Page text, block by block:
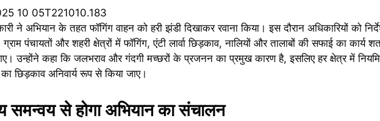
ने अभियान के तहत फॉगिंग वाहन को हरी झंडी दिखाकर रवाना किया। इस दौरान अधिकारियों को
पंचायतों और शहरी क्षेत्रों में फॉगिंग, एंटी लार्वा छिड़काव, नालियों और तालाबों की सफाई का कार्य
उन्होंने कहा कि जलभराव और गंदगी मच्छरों के प्रजनन का प्रमुख कारण है, इसलिए हर क्षेत्र में
छिड़काव अनिवार्य रूप से किया जाए।
समन्वय से होगा अभियान का संचालन